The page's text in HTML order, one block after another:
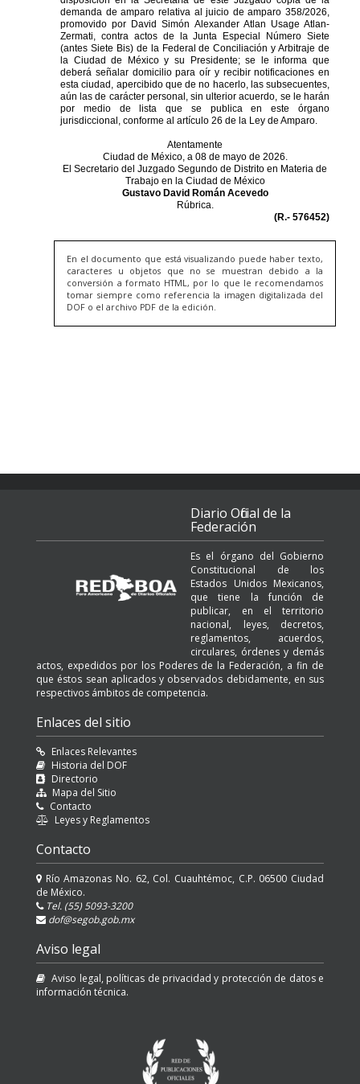
En el documento que está visualizando puede haber texto,
caracteres u objetos que no se muestran debido a la
conversión a formato HTML, por lo que le recomendamos
tomar siempre como referencia la imagen digitalizada del
DOF o el archivo PDF de la edición.
Diario Oficial de la
Federación
Es el órgano del Gobierno
Constitucional de los
Estados Unidos Mexicanos,
que tiene la función de
publicar, en el territorio
nacional, leyes, decretos,
reglamentos, acuerdos,
circulares, órdenes y demás
actos, expedidos por los Poderes de la Federación, a fin de
que éstos sean aplicados y observados debidamente, en sus
respectivos ámbitos de competencia.
Enlaces del sitio
Enlaces Relevantes
Historia del DOF
Directorio
Mapa del Sitio
Contacto
Leyes y Reglamentos
Contacto
Río Amazonas No. 62, Col. Cuauhtémoc, C.P. 06500 Ciudad
de México.
Tel. (55) 5093-3200
dof@segob.gob.mx
Aviso legal
Aviso legal, políticas de privacidad y protección de datos e
información técnica.